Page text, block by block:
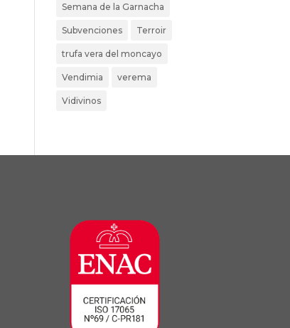
Semana de la Garnacha
Subvenciones Terroir
trufa vera del moncayo
Vendimia verema
Vidivinos